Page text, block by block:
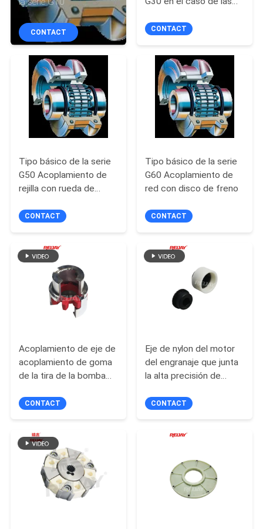
LA
FÁBRICA
CONTROL
CALIDAD
CONTACTO
LOS
E.E.U.U.
NOTICIAS
PIDA
WEBSITE
MAPA
DEL
SITIO
PRIVACY
POLICY
CONTACT CONTACT
Tipo básico de la serie
G50 Acoplamiento de
rejilla con rueda de
CONTACT
Tipo básico de la serie
G60 Acoplamiento de
red con disco de freno
CONTACT
Acoplamiento de eje de
acoplamiento de goma
de la tira de la bomba
CONTACT
Eje de nylon del motor
del engranaje que junta
la alta precisión de
CONTACT